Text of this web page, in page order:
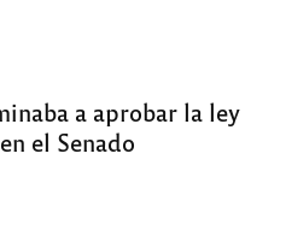
a aprobar la ley
el Senado